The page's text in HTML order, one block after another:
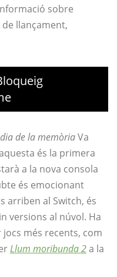
sobre
llançament,
de la memòriaVa
és la primera
a la nova consola
és emocionant
arriben al Switch, és
versions al núvol. Ha
més recents, com
Llum moribunda 2a la